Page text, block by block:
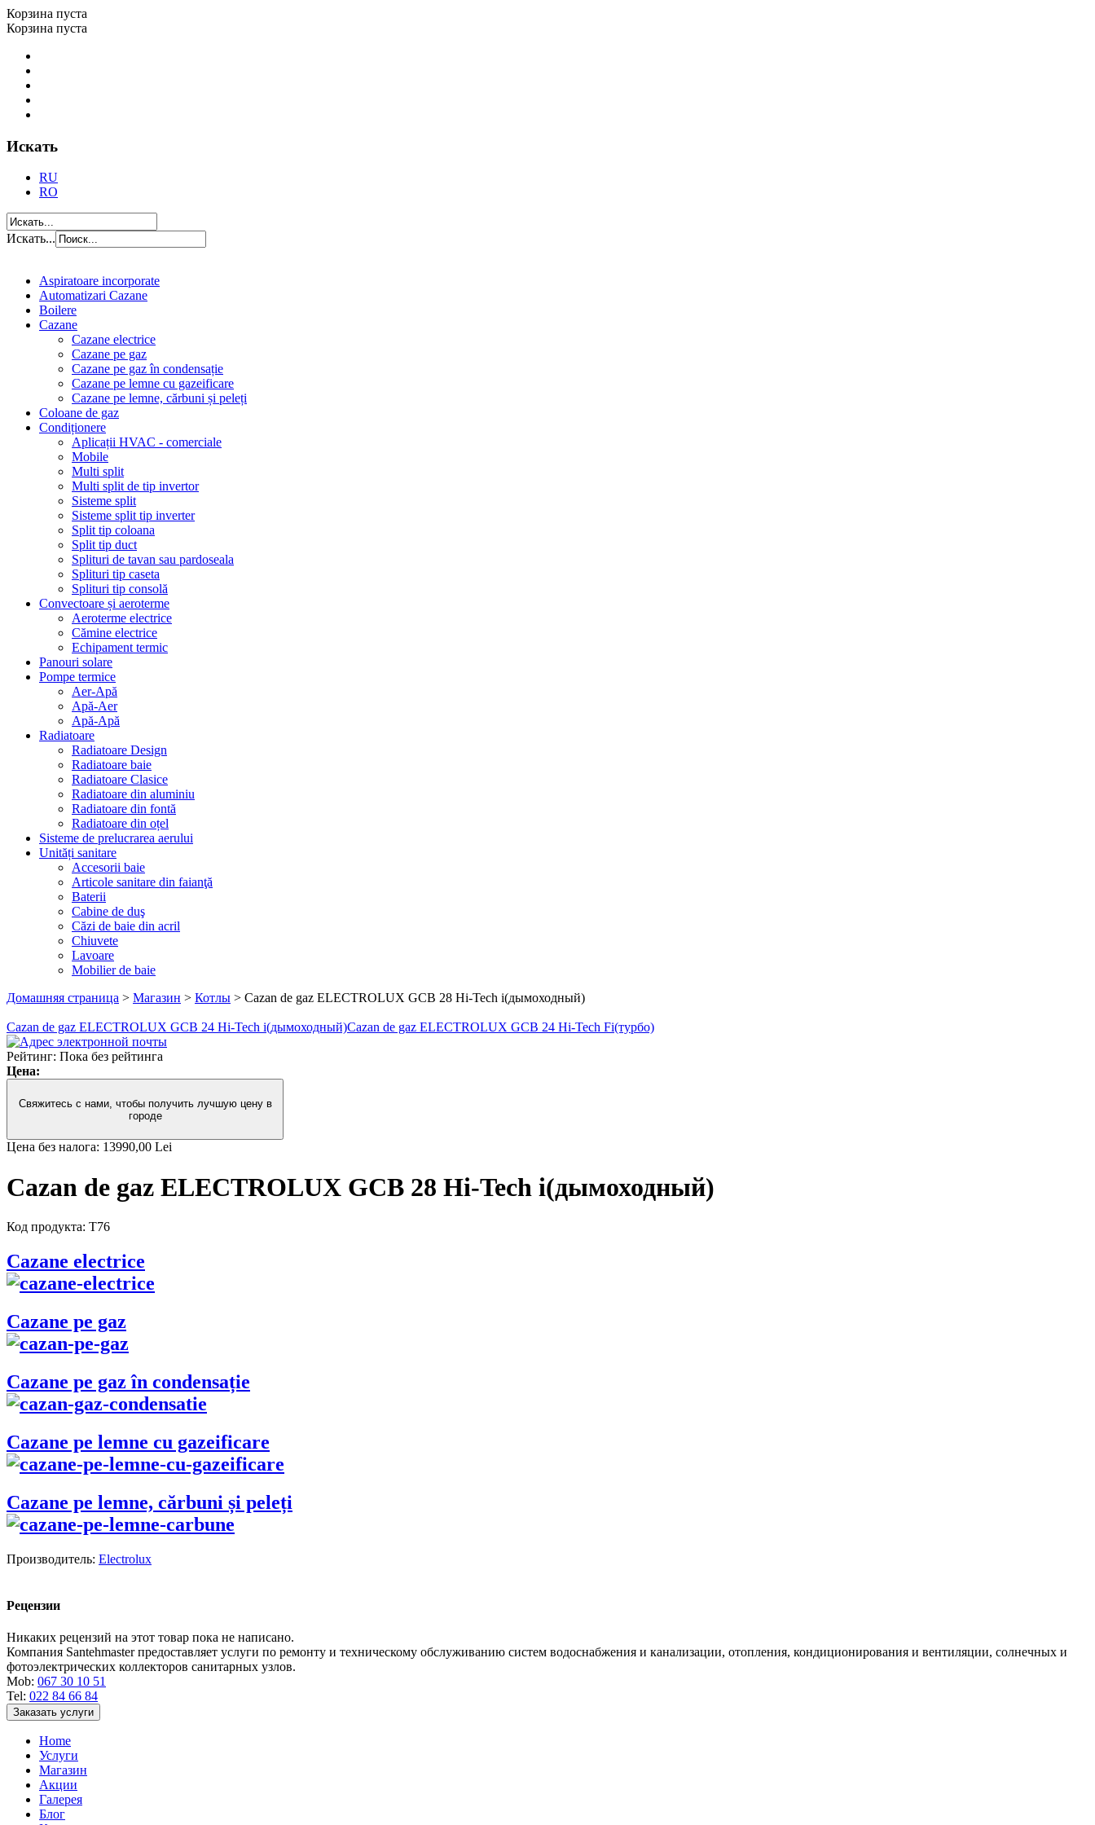
Корзина пуста
Корзина пуста
Искать
RU
RO
Искать...
Aspiratoare incorporate
Automatizari Cazane
Boilere
Cazane
Cazane electrice
Cazane pe gaz
Cazane pe gaz în condensație
Cazane pe lemne cu gazeificare
Cazane pe lemne, cărbuni și peleți
Coloane de gaz
Condiționere
Aplicații HVAC - comerciale
Mobile
Multi split
Multi split de tip invertor
Sisteme split
Sisteme split tip inverter
Split tip coloana
Split tip duct
Splituri de tavan sau pardoseala
Splituri tip caseta
Splituri tip consolă
Convectoare și aeroterme
Aeroterme electrice
Cămine electrice
Echipament termic
Panouri solare
Pompe termice
Aer-Apă
Apă-Aer
Apă-Apă
Radiatoare
Radiatoare Design
Radiatoare baie
Radiatoare Clasice
Radiatoare din aluminiu
Radiatoare din fontă
Radiatoare din oțel
Sisteme de prelucrarea aerului
Unități sanitare
Accesorii baie
Articole sanitare din faianţă
Baterii
Cabine de duş
Căzi de baie din acril
Chiuvete
Lavoare
Mobilier de baie
Домашняя страница > Магазин > Котлы > Cazan de gaz ELECTROLUX GCB 28 Hi-Tech i(дымоходный)
Cazan de gaz ELECTROLUX GCB 24 Hi-Tech i(дымоходный)Cazan de gaz ELECTROLUX GCB 24 Hi-Tech Fi(турбо)
Рейтинг: Пока без рейтинга
Цена:
Свяжитесь с нами, чтобы получить лучшую цену в
городе
Цена без налога: 13990,00 Lei
Cazan de gaz ELECTROLUX GCB 28 Hi-Tech i(дымоходный)
Код продукта: T76
Cazane electrice
Cazane pe gaz
Cazane pe gaz în condensație
Cazane pe lemne cu gazeificare
Cazane pe lemne, cărbuni și peleți
Производитель: Electrolux
Рецензии
Никаких рецензий на этот товар пока не написано.
Компания Santehmaster предоставляет услуги по ремонту и техническому обслуживанию систем водоснабжения и канализации, отопления, кондиционирования и вентиляции, солнечных и
фотоэлектрических коллекторов санитарных узлов.
Mob: 067 30 10 51
Tel: 022 84 66 84
Заказать услуги
Home
Услуги
Магазин
Акции
Галерея
Блог